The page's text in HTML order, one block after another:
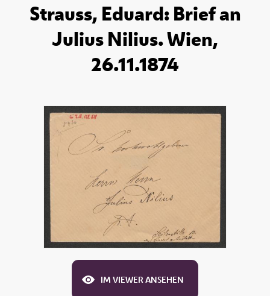
Strauss, Eduard: Brief an
Julius Nilius. Wien,
26.11.1874
IM VIEWER ANSEHEN